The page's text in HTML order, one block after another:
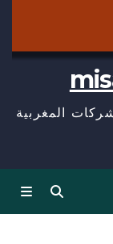
المغربية